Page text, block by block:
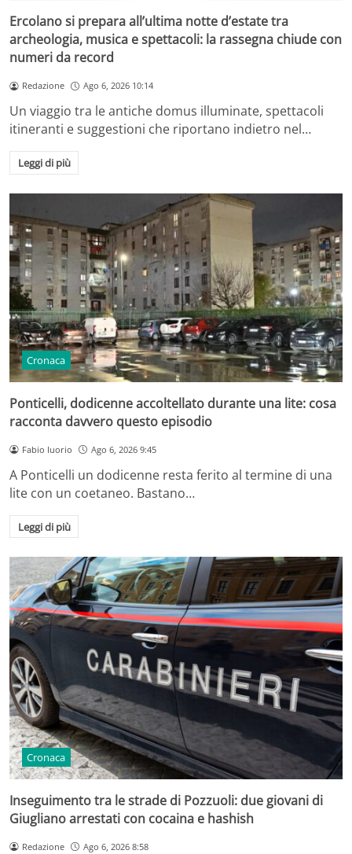
Ercolano si prepara all’ultima notte d’estate tra
archeologia, musica e spettacoli: la rassegna chiude con
numeri da record
Redazione Ago 6, 2026 10:14
Un viaggio tra le antiche domus illuminate, spettacoli
itineranti e suggestioni che riportano indietro nel…
Leggi di più
Cronaca
Ponticelli, dodicenne accoltellato durante una lite: cosa
racconta davvero questo episodio
Fabio Iuorio Ago 6, 2026 9:45
A Ponticelli un dodicenne resta ferito al termine di una
lite con un coetaneo. Bastano…
Leggi di più
Cronaca
Inseguimento tra le strade di Pozzuoli: due giovani di
Giugliano arrestati con cocaina e hashish
Redazione Ago 6, 2026 8:58